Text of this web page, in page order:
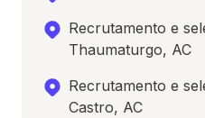
Recrutamento e
Thaumaturgo, AC
Recrutamento e
Castro, AC